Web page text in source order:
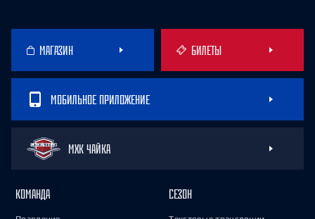
МАГАЗИН БИЛЕТЫ
МОБИЛЬНОЕ ПРИЛОЖЕНИЕ
МХК ЧАЙКА
КОМАНДА СЕЗОН